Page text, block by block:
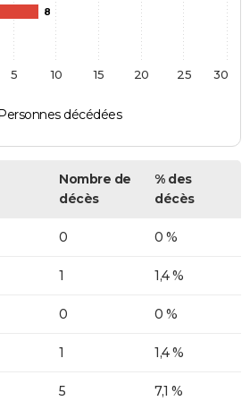
8
décédées
5 10 15 20 25 30
Nombre de
décès
% des
décès
0 0 %
1 1,4 %
0 0 %
1 1,4 %
5 7,1 %